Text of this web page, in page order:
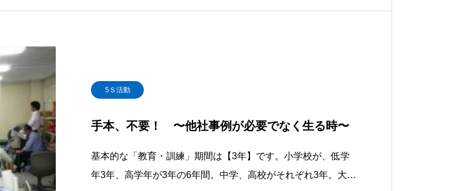
に、【元気
5Ｓ活動
手本、不要！ 〜他社事例が必要でなく生る時〜
基本的な「教育・訓練」期間は【3年】です。小学校が、低学
年3年、高学年が3年の6年間。中学、高校がそれぞれ3年。大学